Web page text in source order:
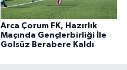
Arca Çorum FK, Hazırlık
Maçında Gençlerbirliği İle
Golsüz Berabere Kaldı